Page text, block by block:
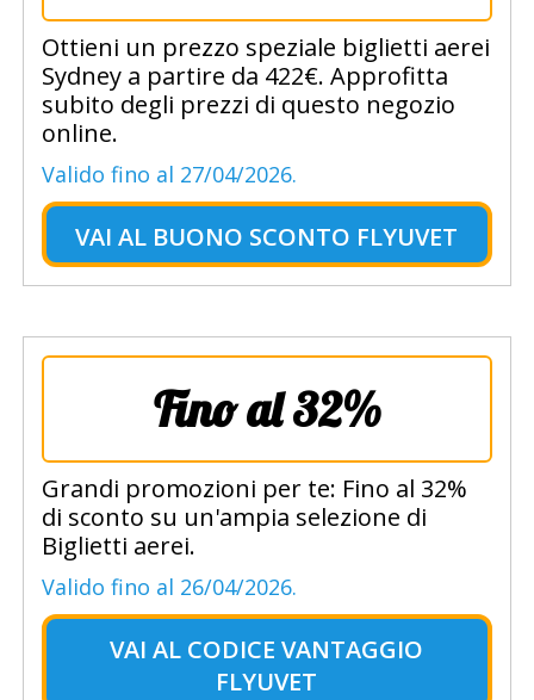
Ottieni un prezzo speziale biglietti aerei
Sydney a partire da 422€. Approfitta
subito degli prezzi di questo negozio
online.
Valido fino al 27/04/2026.
VAI AL BUONO SCONTO FLYUVET
Fino al 32%
Grandi promozioni per te: Fino al 32%
di sconto su un'ampia selezione di
Biglietti aerei.
Valido fino al 26/04/2026.
VAI AL CODICE VANTAGGIO
FLYUVET